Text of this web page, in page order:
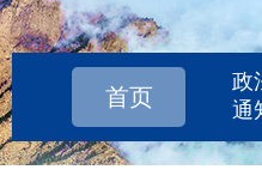
首页
政
通